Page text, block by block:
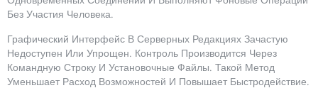
Без Участия Человека.
Графический Интерфейс В Серверных Редакциях Зачастую
Недоступен Или Упрощен. Контроль Производится Через
Командную Строку И Установочные Файлы. Такой Метод
Уменьшает Расход Возможностей И Повышает Быстродействие.